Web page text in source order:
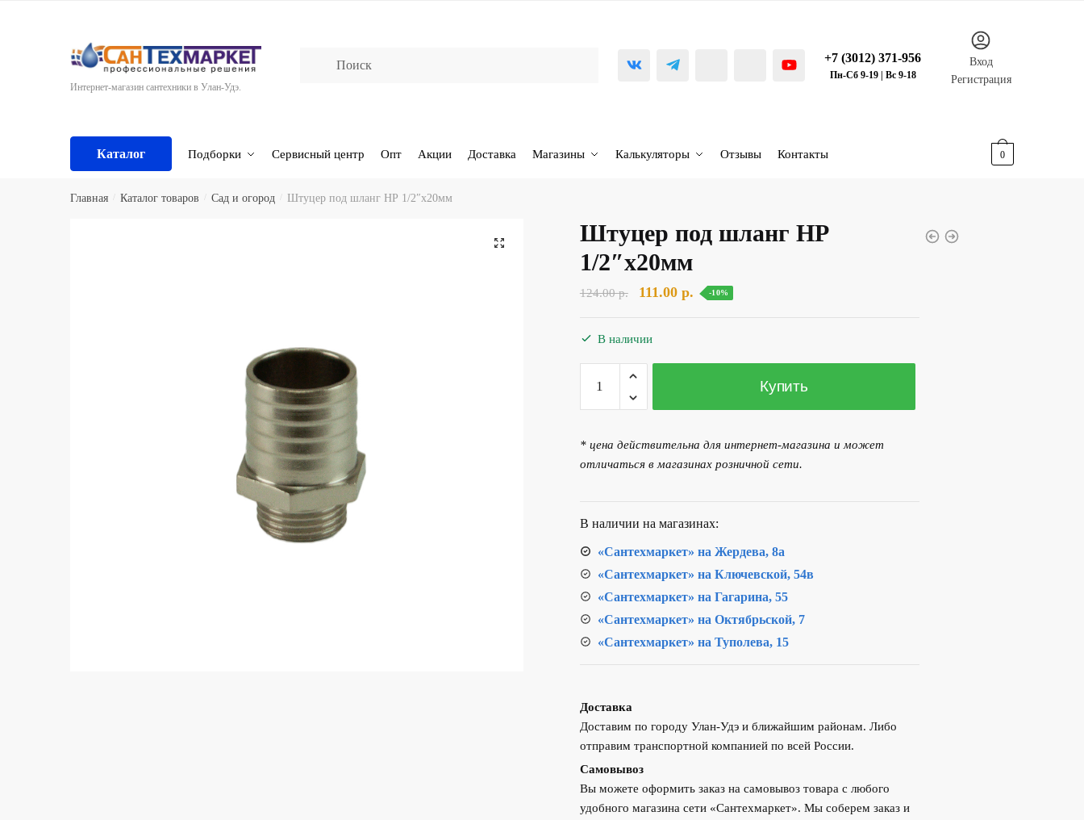
Интернет-магазин сантехники в Улан-Удэ.
+7 (3012) 371-956
Пн-Сб 9-19 | Вс 9-18
Вход
Регистрация
Каталог Подборки Сервисный центр Опт Акции Доставка Магазины Калькуляторы Отзывы Контакты 0
Главная Каталог товаров Сад и огород Штуцер под шланг НР 1/2″х20мм
🔍
Штуцер под шланг НР
1/2″х20мм
124.00р.
Первоначальная
составляла
124.00 р..
111.00 р.Текущая
-10%
В наличии
Количество
товара
Штуцер
шланг
Купить
* цена действительна для интернет-магазина и может
отличаться в магазинах розничной сети.
В наличии на магазинах:
«Сантехмаркет» на Жердева, 8а
«Сантехмаркет» на Ключевской, 54в
«Сантехмаркет» на Гагарина, 55
«Сантехмаркет» на Октябрьской, 7
«Сантехмаркет» на Туполева, 15
Доставка
Доставим по городу Улан-Удэ и ближайшим районам. Либо
отправим транспортной компанией по всей России.
Самовывоз
Вы можете оформить заказ на самовывоз товара с любого
удобного магазина сети «Сантехмаркет». Мы соберем заказ и